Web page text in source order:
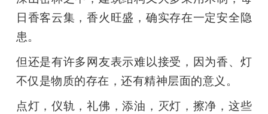
日香客云集，香火旺盛，确实存在一定安全隐
患。
但还是有许多网友表示难以接受，因为香、灯
不仅是物质的存在，还有精神层面的意义。
点灯，仪轨，礼佛，添油，灭灯，擦净，这些